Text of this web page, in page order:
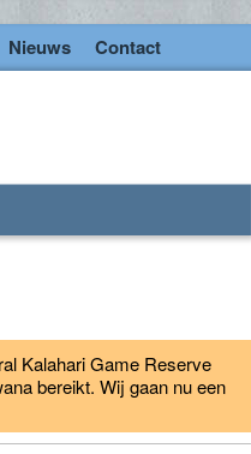
Nieuws Contact
Kalahari Game Reserve
bereikt. Wij gaan nu een